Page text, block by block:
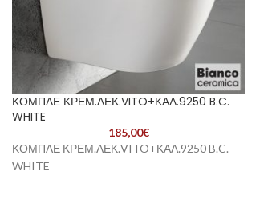
ΚΟΜΠΛΕ ΚΡΕΜ.ΛΕΚ.VITO+ΚΑΛ.9250 B.C.
WHITE
185,00€
ΚΟΜΠΛΕ ΚΡΕΜ.ΛΕΚ.VITO+ΚΑΛ.9250 B.C.
WHITE